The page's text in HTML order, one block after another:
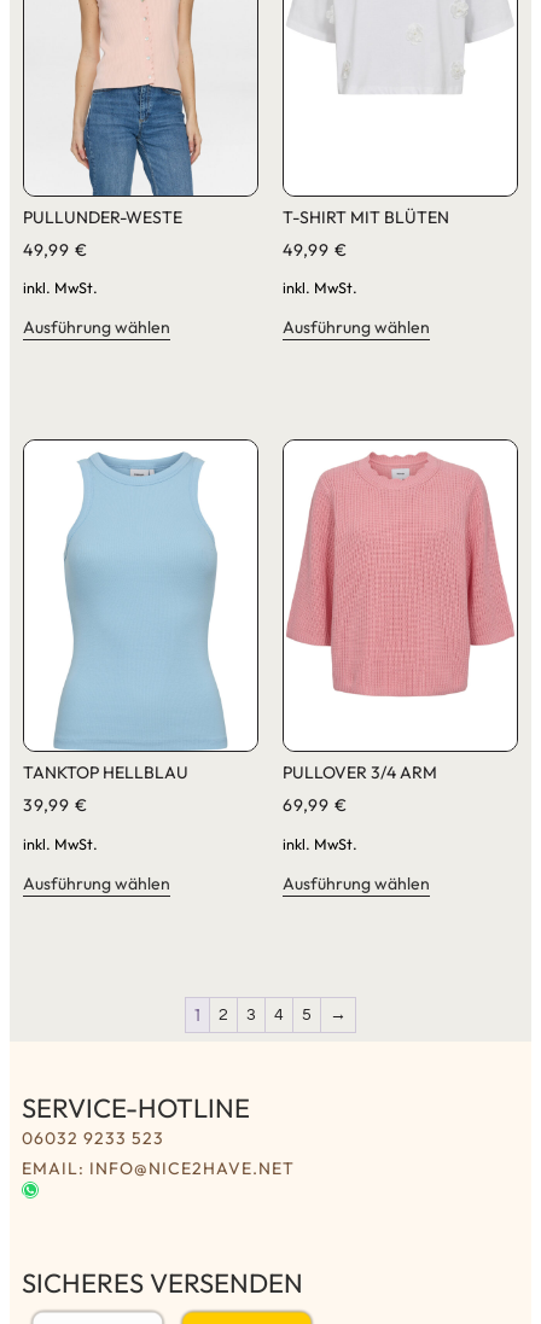
PULLUNDER-WESTE
49,99 €
inkl. MwSt.
Ausführung wählen
T-SHIRT MIT BLÜTEN
49,99 €
inkl. MwSt.
Ausführung wählen
TANKTOP HELLBLAU
39,99 €
inkl. MwSt.
Ausführung wählen
PULLOVER 3/4 ARM
69,99 €
inkl. MwSt.
Ausführung wählen
1 2 3 4 5 →
SERVICE-HOTLINE
06032 9233 523
EMAIL: INFO@NICE2HAVE.NET
SICHERES VERSENDEN